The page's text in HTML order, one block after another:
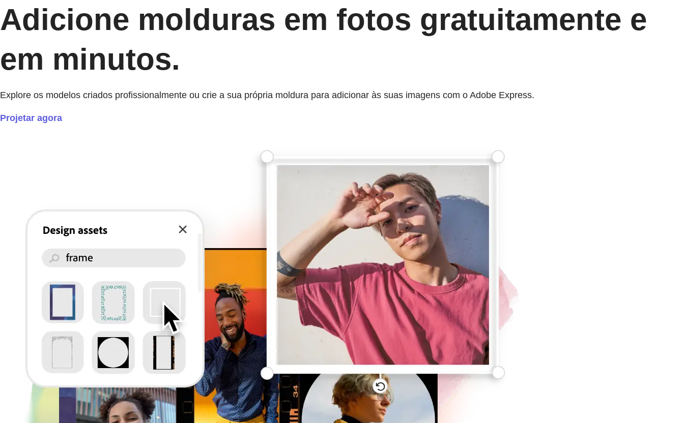
Adicione molduras em fotos gratuitamente e
em minutos.
Explore os modelos criados profissionalmente ou crie a sua própria moldura para adicionar às suas imagens com o Adobe Express.
Projetar agora